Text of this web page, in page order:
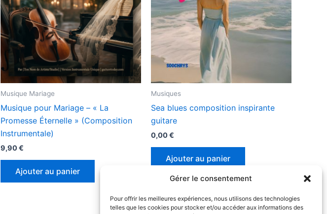
Gérer le consentement
Pour offrir les meilleures expériences, nous utilisons des technologies
telles que les cookies pour stocker et/ou accéder aux informations des
Musique Mariage
Musique pour Mariage – « La
Promesse Éternelle » (Composition
Instrumentale)
9,90€
Ajouter au panier
Musiques
Sea blues composition inspirante
guitare
0,00€
Ajouter au panier